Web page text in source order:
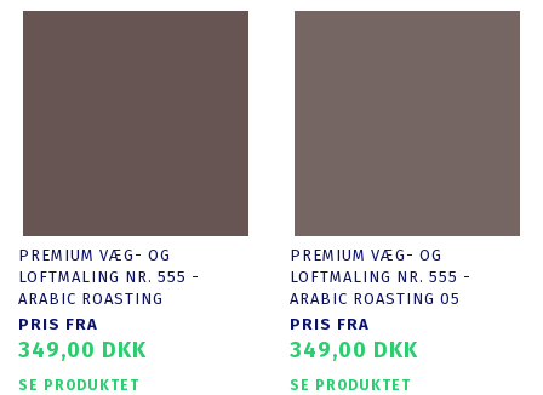
PREMIUM VÆG- OG
LOFTMALING NR. 555 -
ARABIC ROASTING
PRIS FRA
349,00 DKK
SE PRODUKTET
PREMIUM VÆG- OG
LOFTMALING NR. 555 -
ARABIC ROASTING 05
PRIS FRA
349,00 DKK
SE PRODUKTET